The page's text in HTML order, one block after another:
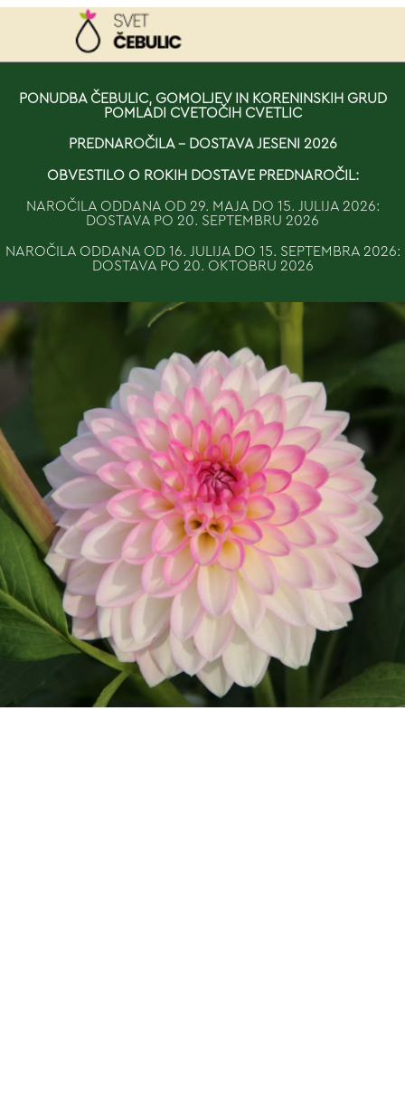
VAŠA KOŠARICA JE
PONUDBA ČEBULIC, GOMOLJEV IN KORENINSKIH GRUD
POMLADI CVETOČIH CVETLIC
PREDNAROČILA - DOSTAVA JESENI 2026
OBVESTILO O ROKIH DOSTAVE PREDNAROČIL:
NAROČILA ODDANA OD 29. MAJA DO 15. JULIJA 2026:
DOSTAVA PO 20. SEPTEMBRU 2026
NAROČILA ODDANA OD 16. JULIJA DO 15. SEPTEMBRA 2026:
DOSTAVA PO 20. OKTOBRU 2026